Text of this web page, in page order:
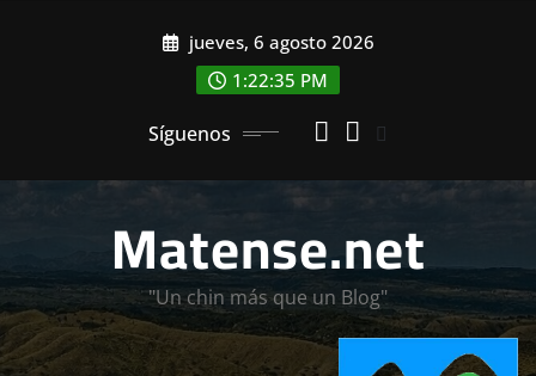
jueves, 6 agosto 2026
1:22:36 PM
Síguenos
Matense.net
"Un chin más que un Blog"